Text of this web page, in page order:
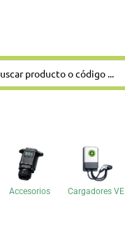
Accesorios Cargadores VE